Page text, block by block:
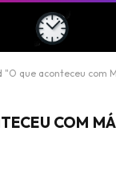
"O que aconteceu com
COM